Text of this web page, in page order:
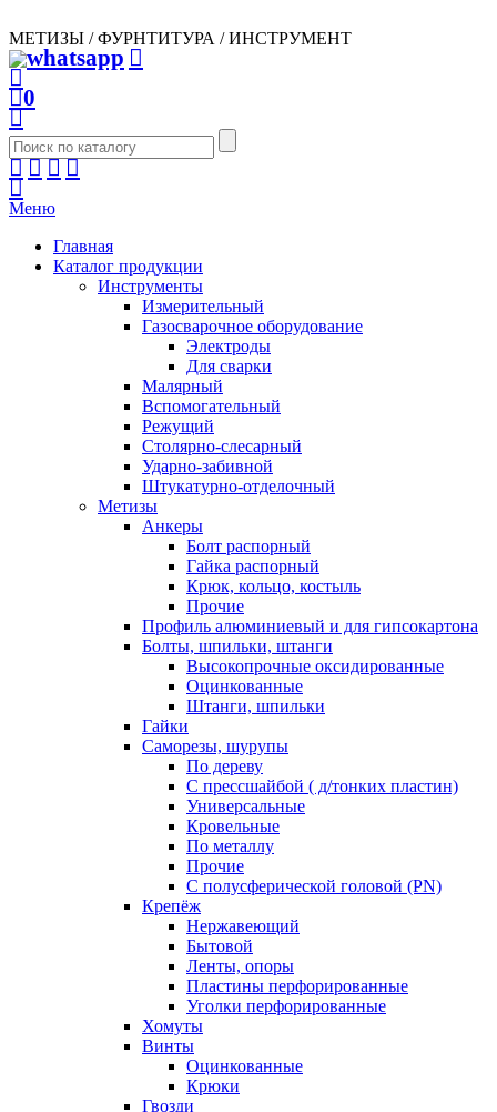
МЕТИЗЫ / ФУРНТИТУРА / ИНСТРУМЕНТ
0
Меню
Главная
Каталог продукции
Инструменты
Измерительный
Газосварочное оборудование
Электроды
Для сварки
Малярный
Вспомогательный
Режущий
Столярно-слесарный
Ударно-забивной
Штукатурно-отделочный
Метизы
Анкеры
Болт распорный
Гайка распорный
Крюк, кольцо, костыль
Прочие
Профиль алюминиевый и для гипсокартона
Болты, шпильки, штанги
Высокопрочные оксидированные
Оцинкованные
Штанги, шпильки
Гайки
Саморезы, шурупы
По дереву
С прессшайбой ( д/тонких пластин)
Универсальные
Кровельные
По металлу
Прочие
С полусферической головой (PN)
Крепёж
Нержавеющий
Бытовой
Ленты, опоры
Пластины перфорированные
Уголки перфорированные
Хомуты
Винты
Оцинкованные
Крюки
Гвозди